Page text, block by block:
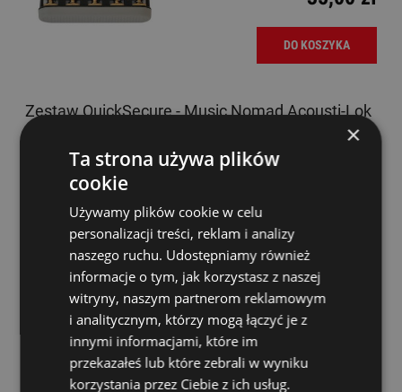
DO KOSZYKA
Zestaw QuickSecure - Music Nomad Acousti-Lok
Dostępność:
DO KOSZYKA
Cordoba Soundhole Cover
×
Ta strona używa plików
cookie
Używamy plików cookie w celu
personalizacji treści, reklam i analizy
naszego ruchu. Udostępniamy również
informacje o tym, jak korzystasz z naszej
witryny, naszym partnerom reklamowym
i analitycznym, którzy mogą łączyć je z
innymi informacjami, które im
przekazałeś lub które zebrali w wyniku
korzystania przez Ciebie z ich usług.